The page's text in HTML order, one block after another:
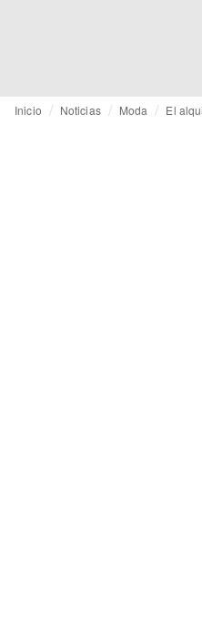
Inicio Noticias Moda